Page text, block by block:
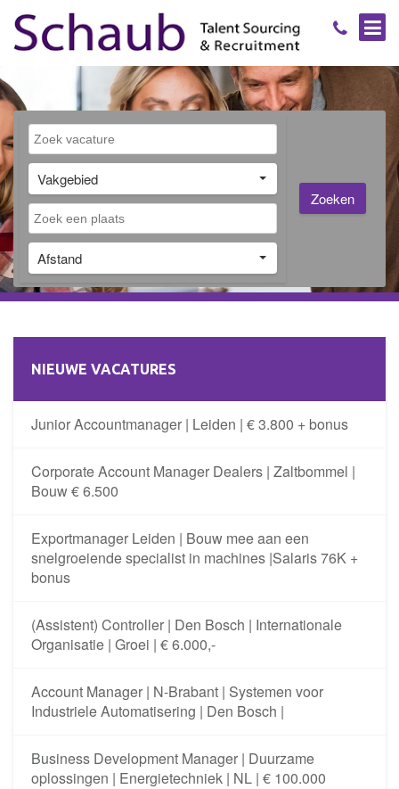
Vakgebied
Afstand
Zoeken
NIEUWE VACATURES
Junior Accountmanager | Leiden | € 3.800 + bonus
Corporate Account Manager Dealers | Zaltbommel |
Bouw € 6.500
Exportmanager Leiden | Bouw mee aan een
snelgroeiende specialist in machines |Salaris 76K +
bonus
(Assistent) Controller | Den Bosch | Internationale
Organisatie | Groei | € 6.000,-
Account Manager | N-Brabant | Systemen voor
Industriele Automatisering | Den Bosch |
Business Development Manager | Duurzame
oplossingen | Energietechniek | NL | € 100.000